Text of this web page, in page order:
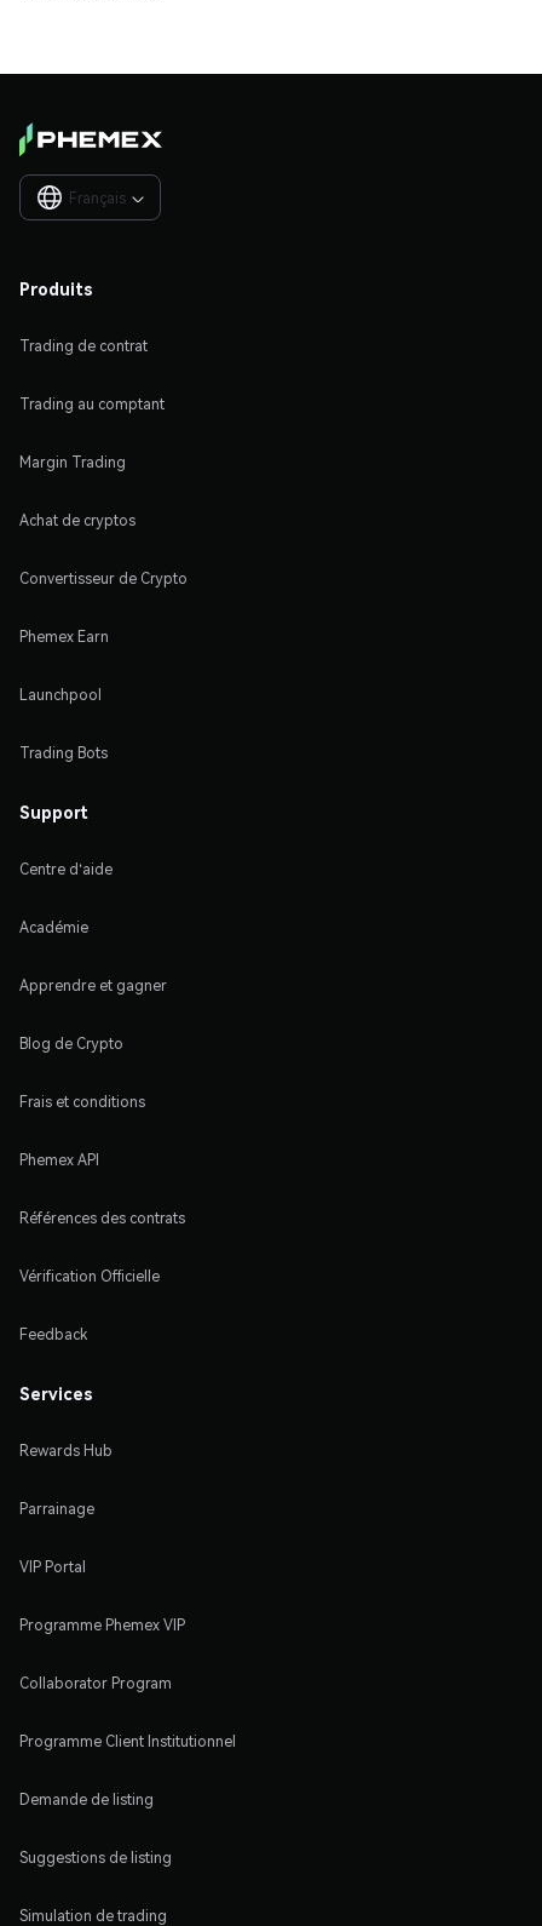
Français 
Produits
Trading de contrat
Trading au comptant
Margin Trading
Achat de cryptos
Convertisseur de Crypto
Phemex Earn
Launchpool
Trading Bots
Support
Centre d'aide
Académie
Apprendre et gagner
Blog de Crypto
Frais et conditions
Phemex API
Références des contrats
Vérification Officielle
Feedback
Services
Rewards Hub
Parrainage
VIP Portal
Programme Phemex VIP
Collaborator Program
Programme Client Institutionnel
Demande de listing
Suggestions de listing
Simulation de trading